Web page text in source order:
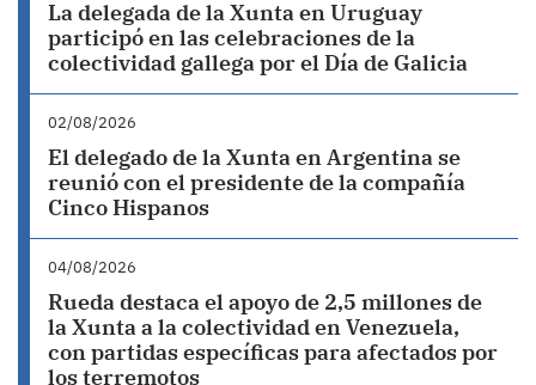
La delegada de la Xunta en Uruguay
participó en las celebraciones de la
colectividad gallega por el Día de Galicia
02/08/2026
El delegado de la Xunta en Argentina se
reunió con el presidente de la compañía
Cinco Hispanos
04/08/2026
Rueda destaca el apoyo de 2,5 millones de
la Xunta a la colectividad en Venezuela,
con partidas específicas para afectados por
los terremotos